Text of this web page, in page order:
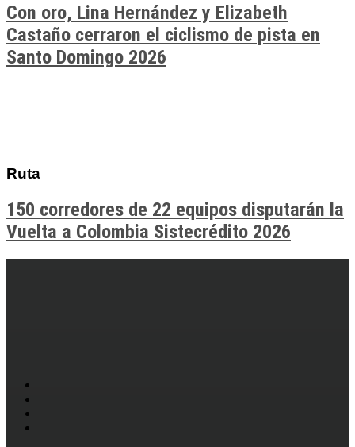
Con oro, Lina Hernández y Elizabeth
Castaño cerraron el ciclismo de pista en
Santo Domingo 2026
Ruta
150 corredores de 22 equipos disputarán la
Vuelta a Colombia Sistecrédito 2026